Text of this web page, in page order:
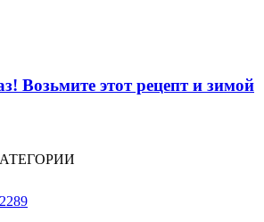
Возьмите этот рецепт и зимой
2289